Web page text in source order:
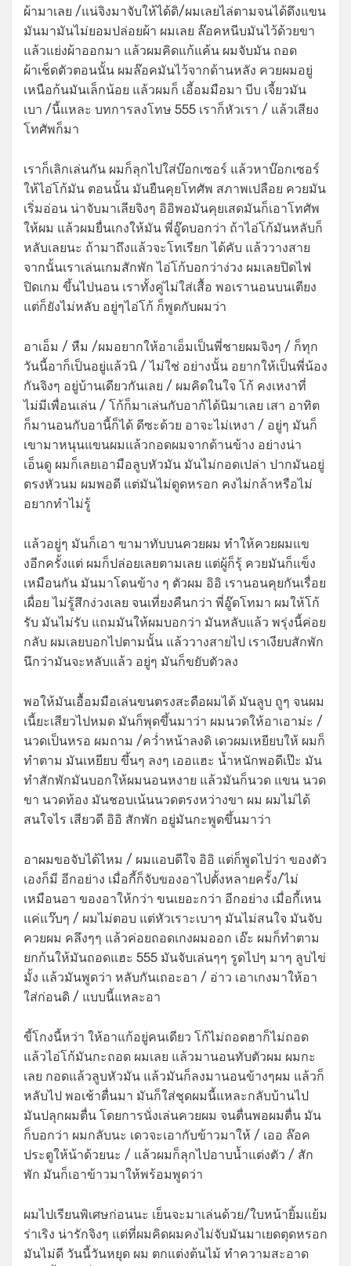
ผ้ามาเลย /แน่จิงมาจับให้ได้ดิ/ผมเลยไล่ตามจนได้ดึงแขน
มันมามันไม่ยอมปล่อยผ้า ผมเลย ล๊อคหนีบมันไว้ด้วยขา
แล้วแย่งผ้าออกมา แล้วผมคิดแก้แค้น ผมจับมัน ถอด
ผ้าเช็ดตัวตอนนั้น ผมล๊อคมันไว้จากด้านหลัง ควยผมอยู่
เหนือก้นมันเล็กน้อย แล้วผมก็ เอี้อมมือมา บีบ เจี้ยวมัน
เบา /นี้แหละ บทการลงโทษ 555 เราก็หัวเรา / แล้วเสียง
โทศัพก็มา
เราก็เลิกเล่นกัน ผมก็ลุกไปใส่บ๊อกเซอร์ แล้วหาบ๊อกเซอร์
ให้ไอ่โก้มัน ตอนนั้น มันยืนคุยโทศัพ สภาพเปลือย ควยมัน
เริ่มอ่อน น่าจับมาเลียจิงๆ อิอิพอมันคุยเสดมันก็เอาโทศัพ
ให้ผม แล้วผมยื่นเกงให้มัน พี่อู๊ดบอกว่า ถ้าไอ่โก้มันหลับก็
หลับเลยนะ ถ้ามาถึงแล้วจะโทเรียก ได้คับ แล้ววางสาย
จากนั้นเราเล่นเกมสักพัก ไอ่โก้บอกว่าง่วง ผมเลยปิดไฟ
ปิดเกม ขึ้นไปนอน เราทั้งคู่ไม่ใส่เสื้อ พอเรานอนบนเตียง
แต่ก็ยังไม่หลับ อยู่ๆไอ่โก้ ก็พูดกับผมว่า
อาเอ็ม / หืม /ผมอยากให้อาเอ็มเป็นพี่ชายผมจิงๆ / ก็ทุก
วันนี้อาก็เป็นอยู่แล้วนิ / ไม่ใช่ อย่างนั้น อยากให้เป็นพี่น้อง
กันจิงๆ อยู่บ้านเดียวกันเลย / ผมคิดในใจ โก้ คงเหงาที่
ไม่มีเพื่อนเล่น / โก้ก็มาเล่นกับอาก้ได้นิมาเลย เสา อาทิต
ก็มานอนกับอานี้ก็ได้ ดีซะด้วย อาจะไม่เหงา / อยู่ๆ มันก็
เขามาหนุนแขนผมแล้วกอดผมจากด้านข้าง อย่างน่า
เอ็นดู ผมก็เลยเอามือลูบหัวมัน มันไม่กอดเปล่า ปากมันอยู่
ตรงหัวนม ผมพอดี แต่มันไม่ดูดหรอก คงไม่กล้าหรือไม่
อยากทำไม่รู้
แล้วอยู่ๆ มันก็เอา ขามาทับบนควยผม ทำให้ควยผมแข
งอีกครั้งแต่ ผมก็ปล่อยเลยตามเลย แต่ผู้ก็รุ้ ควยมันก็แข็ง
เหมือนกัน มันมาโดนข้าง ๆ ตัวผม อิอิ เรานอนคุยกันเรื่อย
เผื่อย ไม่รู้สึกง่วงเลย จนเที่ยงคืนกว่า พี่อู๊ดโทมา ผมให้โก้
รับ มันไม่รับ แถมมันให้ผมบอกว่า มันหลับแล้ว พรุ่งนี้ค่อย
กลับ ผมเลยบอกไปตามนั้น แล้ววางสายไป เราเงียบสักพัก
นึกว่ามันจะหลับแล้ว อยู่ๆ มันก็ขยับตัวลง
พอให้มันเอื้อมมือเล่นขนตรงสะดือผมได้ มันลูบ ถูๆ จนผม
เนี้ยะเสียวไปหมด มันก็พุดขึ้นมาว่า ผมนวดให้อาเอาม่ะ /
นวดเป็นหรอ ผมถาม /คว่ำหน้าลงดิ เดวผมเหยียบให้ ผมก็
ทำตาม มันเหยียบ ขึ้นๆ ลงๆ เออแฮะ น้ำหนักพอดีเป๊ะ มัน
ทำสักพักมันบอกให้ผมนอนหงาย แล้วมันก็นวด แขน นวด
ขา นวดท้อง มันชอบเน้นนวดตรงหว่างขา ผม ผมไม่ได้
สนใจไร เสียวดี อิอิ สักพัก อยู่มันกะพูดขึ้นมาว่า
อาผมขอจับได้ไหม / ผมแอบดีใจ อิอิ แต่ก็พูดไปว่า ของตัว
เองก็มี อีกอย่าง เมื่อกี้ก็จับของอาไปตั้งหลายครั้ง/ไม่
เหมือนอา ของอาให้กว่า ขนเยอะกว่า อีกอย่าง เมื่อกี้เหน
แค่แว๊บๆ / ผมไม่ตอบ แต่หัวเราะเบาๆ มันไม่สนใจ มันจับ
ควยผม คลึงๆๆ แล้วค่อยถอดเกงผมออก เอ๊ะ ผมก็ทำตาม
ยกก้นให้มันถอดแฮะ 555 มันจับเล่นๆๆ รูดไปๆ มาๆ ลูบไข่
มั้ง แล้วมันพูดว่า หลับกันเถอะอา / อ่าว เอาเกงมาให้อา
ใส่ก่อนดิ / แบบนี้แหละอา
ขี้โกงนี้หว่า ให้อาแก้อยู่คนเดียว โก้ไม่ถอดฮาก็ไม่ถอด
แล้วไอ่โก้มันกะถอด ผมเลย แล้วมานอนทับตัวผม ผมกะ
เลย กอดแล้วลูบหัวมัน แล้วมันก็ลงมานอนข้างๆผม แล้วก็
หลับไป พอเช้าตื่นมา มันก็ใส่ชุดผมนี้แหละกลับบ้านไป
มันปลุกผมตื่น โดยการนั่งเล่นควยผม จนตื่นพอผมตื่น มัน
ก็บอกว่า ผมกลับนะ เดวจะเอากับข้าวมาให้ / เออ ล๊อค
ประตูให้น้าด้วยนะ / แล้วผมก็ลุกไปอาบน้ำแต่งตัว / สัก
พัก มันก็เอาข้าวมาให้พร้อมพูดว่า
ผมไปเรียนพิเศษก่อนนะ เย็นจะมาเล่นด้วย/ใบหน้ายิ้มแย้ม
ร่าเริง น่ารักจิงๆ แต่ที่ผมคิดผมคงไม่จับมันมาเยดตุดหรอก
มันไม่ดี วันนี้วันหยุด ผม ตกแต่งต้นไม้ ทำความสะอาด